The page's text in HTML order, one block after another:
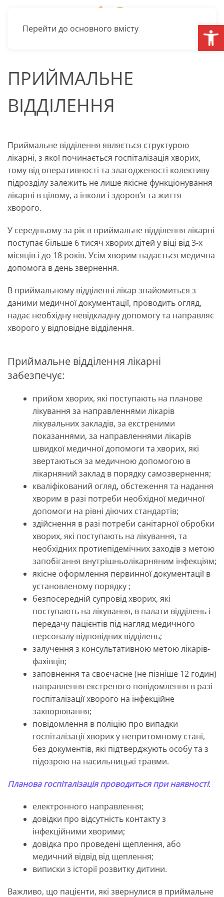
Перейти до основного вмісту
ПРИЙМАЛЬНЕ
ВІДДІЛЕННЯ
Приймальне відділення являється структурою
лікарні, з якої починається госпіталізація хворих,
тому від оперативності та злагодженості колективу
підрозділу залежить не лише якісне функціонування
лікарні в цілому, а інколи і здоров’я та життя
хворого.
У середньому за рік в приймальне відділення лікарні
поступає більше 6 тисяч хворих дітей у віці від 3-х
місяців і до 18 років. Усім хворим надається медична
допомога в день звернення.
В приймальному відділенні лікар знайомиться з
даними медичної документації, проводить огляд,
надає необхідну невідкладну допомогу та направляє
хворого у відповідне відділення.
Приймальне відділення лікарні
забезпечує:
прийом хворих, які поступають на планове
лікування за направленнями лікарів
лікувальних закладів, за екстреними
показаннями, за направленнями лікарів
швидкої медичної допомоги та хворих, які
звертаються за медичною допомогою в
лікарняний заклад в порядку самозвернення;
кваліфікований огляд, обстеження та надання
хворим в разі потреби необхідної медичної
допомоги на рівні діючих стандартів;
здійснення в разі потреби санітарної обробки
хворих, які поступають на лікування, та
необхідних протиепідемічних заходів з метою
запобігання внутрішньолікарняним інфекціям;
якісне оформлення первинної документації в
установленому порядку ;
безпосередній супровід хворих, які
поступають на лікування, в палати відділень і
передачу пацієнтів під нагляд медичного
персоналу відповідних відділень;
залучення з консультативною метою лікарів-
фахівців;
заповнення та своєчасне (не пізніше 12 годин)
направлення екстреного повідомлення в разі
госпіталізації хворого на інфекційне
захворювання;
повідомлення в поліцію про випадки
госпіталізації хворих у непритомному стані,
без документів, які підтверджують особу та з
підозрою на насильницькі травми.
Планова госпіталізація проводиться при наявності:
електронного направлення;
довідки про відсутність контакту з
інфекційними хворими;
довідка про проведені щеплення, або
медичний відвід від щеплення;
виписки з історії розвитку дитини.
Важливо, що пацієнти, які звернулися в приймальне